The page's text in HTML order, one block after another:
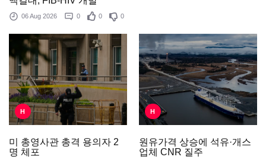
06 Aug 2026 0 0 0
H
미 총영사관 총격 용의자 2
명 체포
H
원유가격 상승에 석유·개스
업체 CNR 질주